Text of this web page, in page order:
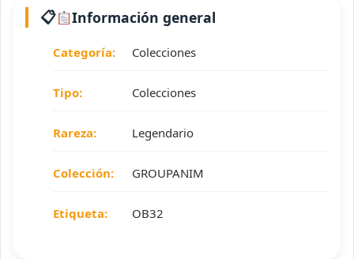
Información general
Categoría: Colecciones
Tipo: Colecciones
Rareza: Legendario
Colección: GROUPANIM
Etiqueta: OB32